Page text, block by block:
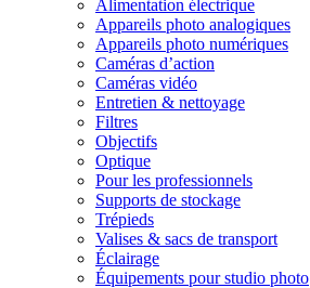
Alimentation électrique
Appareils photo analogiques
Appareils photo numériques
Caméras d’action
Caméras vidéo
Entretien & nettoyage
Filtres
Objectifs
Optique
Pour les professionnels
Supports de stockage
Trépieds
Valises & sacs de transport
Éclairage
Équipements pour studio photo